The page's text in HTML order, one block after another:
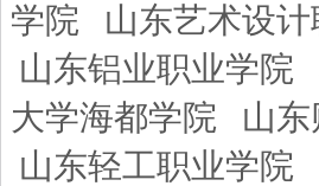
学院
山东艺术设
山东铝业职业学院
大学海都学院
山
山东轻工职业学院